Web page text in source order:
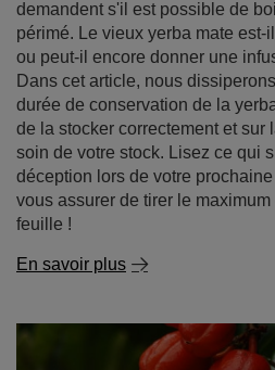
déception lors de votre prochaine
vous assurer de tirer le
feuille !
En savoir plus